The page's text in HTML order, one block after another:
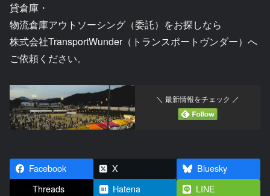
貸倉庫・
物流倉庫アウトソーシング（委託）をお探しなら
株式会社TransportWunder（トランスポートヴンダー）へ
ご依頼ください。
＼ 最新情報をチェック ／
Facebook X
Bluesky
Threads
Hatena LINE